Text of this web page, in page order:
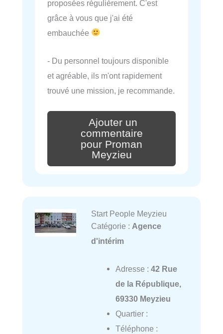
proposées régulièrement. C'est
grâce à vous que j'ai été
embauchée
- Du personnel toujours disponible
et agréable, ils m'ont rapidement
trouvé une mission, je recommande.
Ajouter un
commentaire
pour Proman
Meyzieu
Start People Meyzieu
Catégorie : Agence
d'intérim
Adresse : 42 Rue
de la République,
69330 Meyzieu
Quartier :
Téléphone :